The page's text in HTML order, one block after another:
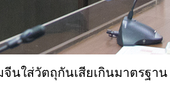
นใส่วัตถุกันเสียเกินมาตรฐ